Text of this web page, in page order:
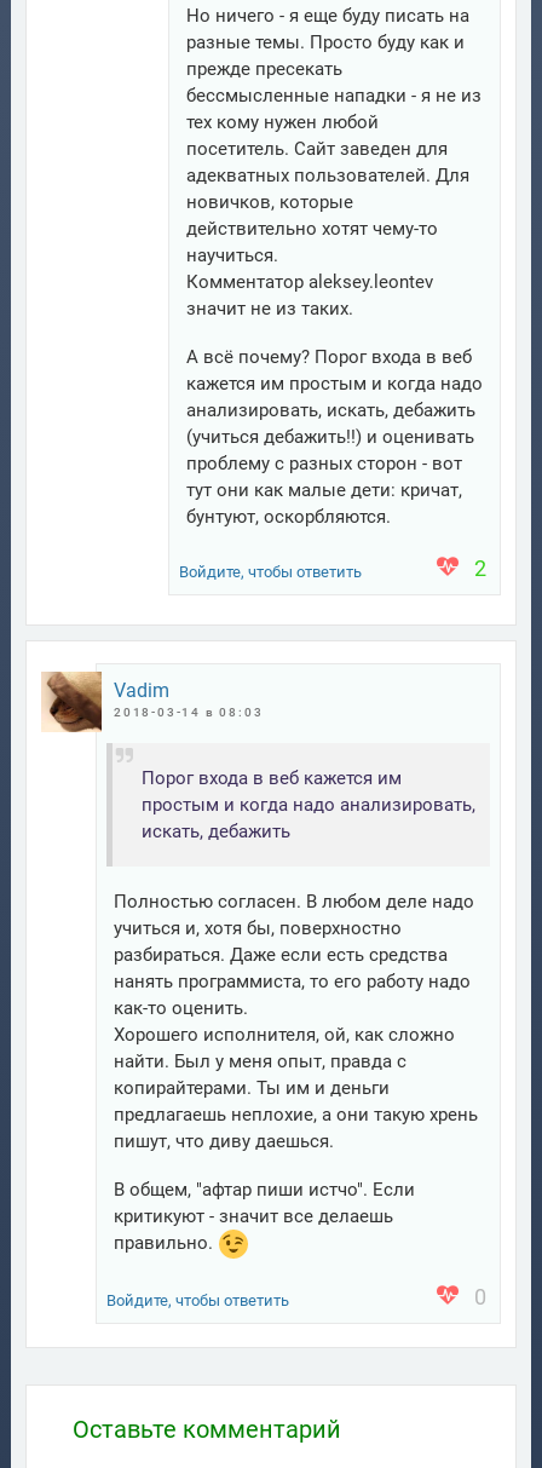
Но ничего - я еще буду писать на
разные темы. Просто буду как и
прежде пресекать
бессмысленные нападки - я не из
тех кому нужен любой
посетитель. Сайт заведен для
адекватных пользователей. Для
новичков, которые
действительно хотят чему-то
научиться.
Комментатор aleksey.leontev
значит не из таких.
А всё почему? Порог входа в веб
кажется им простым и когда надо
анализировать, искать, дебажить
(учиться дебажить!!) и оценивать
проблему с разных сторон - вот
тут они как малые дети: кричат,
бунтуют, оскорбляются.
2
Войдите, чтобы ответить
Vadim
2018-03-14 в 08:03
Порог входа в веб кажется им
простым и когда надо анализировать,
искать, дебажить
Полностью согласен. В любом деле надо
учиться и, хотя бы, поверхностно
разбираться. Даже если есть средства
нанять программиста, то его работу надо
как-то оценить.
Хорошего исполнителя, ой, как сложно
найти. Был у меня опыт, правда с
копирайтерами. Ты им и деньги
предлагаешь неплохие, а они такую хрень
пишут, что диву даешься.
В общем, "афтар пиши истчо". Если
критикуют - значит все делаешь
правильно.
0
Войдите, чтобы ответить
Оставьте комментарий